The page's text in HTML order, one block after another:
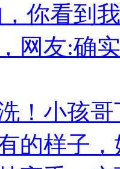
你看到
网友:确
！小孩
的样子